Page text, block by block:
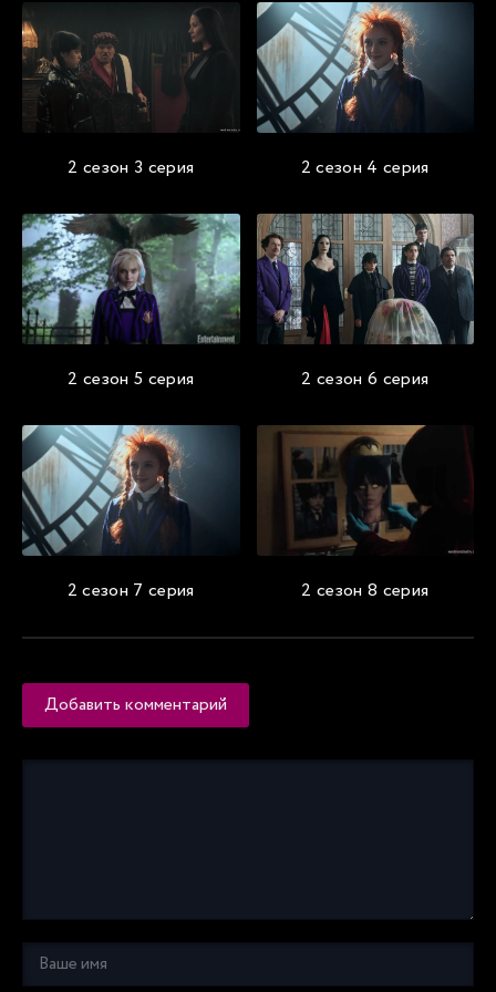
2 сезон 3 серия 2 сезон 4 серия
2 сезон 5 серия 2 сезон 6 серия
2 сезон 7 серия 2 сезон 8 серия
Добавить комментарий